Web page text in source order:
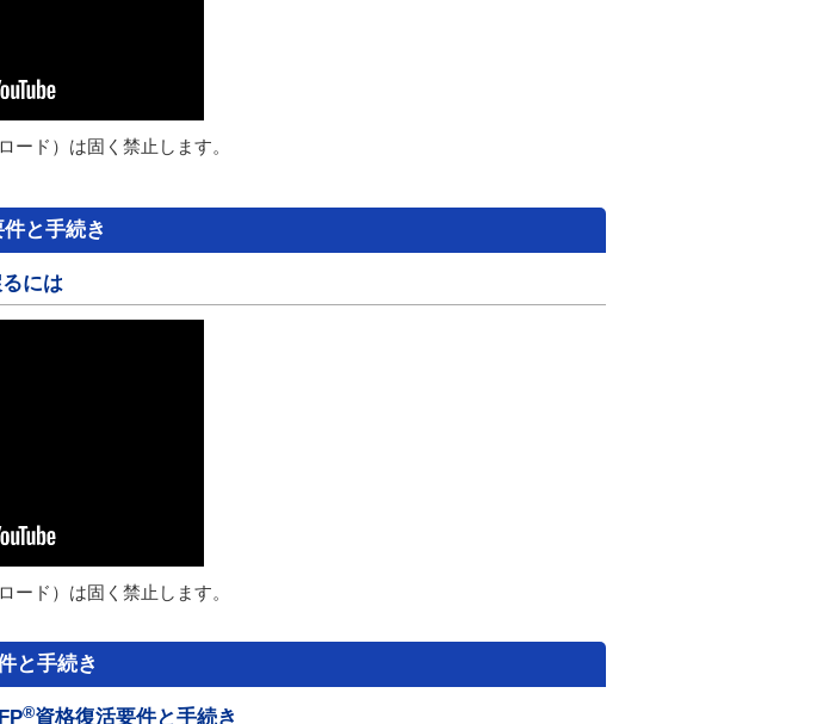
ド）は固く禁止します。
と手続き
には
ド）は固く禁止します。
と手続き
®資格復活要件と手続き